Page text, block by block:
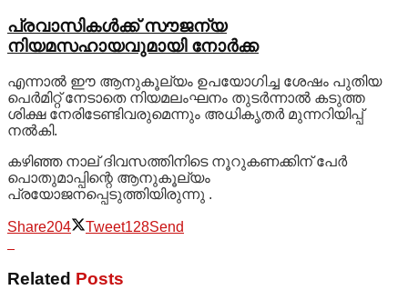
പ്രവാസികള്‍ക്ക് സൗജന്യ
നിയമസഹായവുമായി നോര്‍ക്ക
എന്നാൽ ഈ ആനുകൂല്യം ഉപയോഗിച്ച ശേഷം പുതിയ
പെർമിറ്റ് നേടാതെ നിയമലംഘനം തുടർന്നാൽ കടുത്ത
ശിക്ഷ നേരിടേണ്ടിവരുമെന്നും അധികൃതർ മുന്നറിയിപ്പ്
നൽകി.
കഴിഞ്ഞ നാല് ദിവസത്തിനിടെ നൂറുകണക്കിന് പേർ
പൊതുമാപ്പിന്റെ ആനുകൂല്യം
പ്രയോജനപ്പെടുത്തിയിരുന്നു .
Share204 Tweet128Send
Related Posts